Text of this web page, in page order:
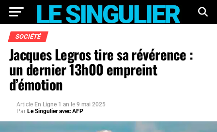
SOCIÉTÉ
Jacques Legros tire sa révérence :
un dernier 13h00 empreint
d’émotion
Article En Ligne 1 an le 9 mai 2025
Par Le Singulier avec AFP